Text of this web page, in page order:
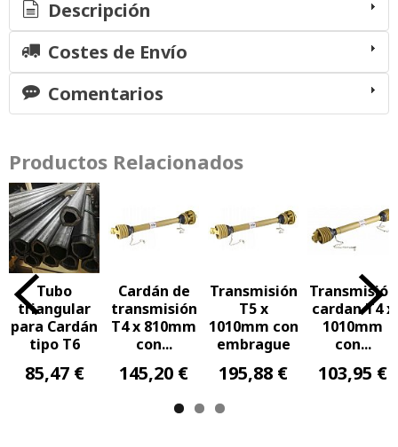
Descripción
Costes de Envío
Comentarios
Productos Relacionados
Tubo
triangular
para Cardán
tipo T6
85,47 €
Cardán de
transmisión
T4 x 810mm
con...
145,20 €
Transmisión
T5 x
1010mm con
embrague
195,88 €
Transmisión
cardan T4 x
1010mm
con...
103,95 €